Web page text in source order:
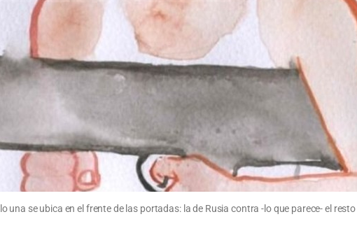
se ubica en el frente de las portadas: la de Rusia contra -lo que parece- el